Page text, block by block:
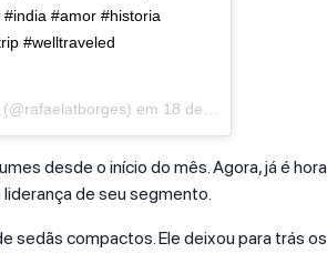
#amor #historia
#welltraveled
(@rafaelatborges) em 18 de Jul, 2018 às 12:59 PDT
desde o início do mês. Agora, já é hora
de seu segmento.
sedãs compactos. Ele deixou para trás os